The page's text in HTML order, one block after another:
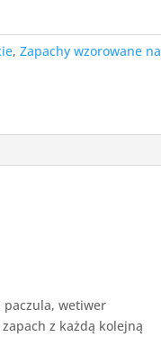
,Zapachy wzorowane na
paczula, wetiwer
z każdą kolejną